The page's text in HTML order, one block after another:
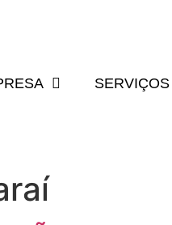
SERVIÇOS